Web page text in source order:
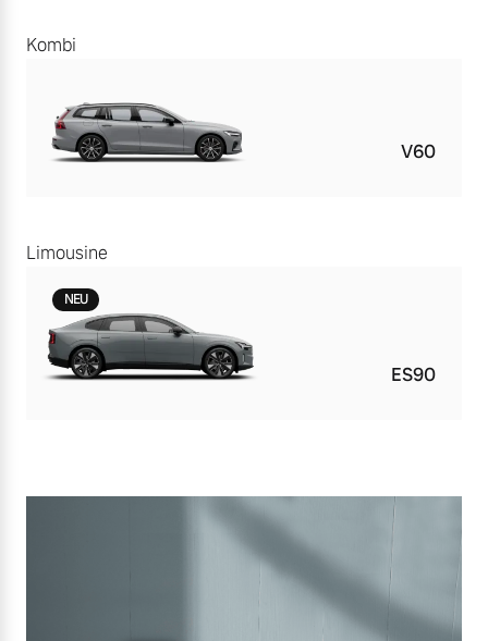
Kombi
V60
Limousine
NEU
ES90